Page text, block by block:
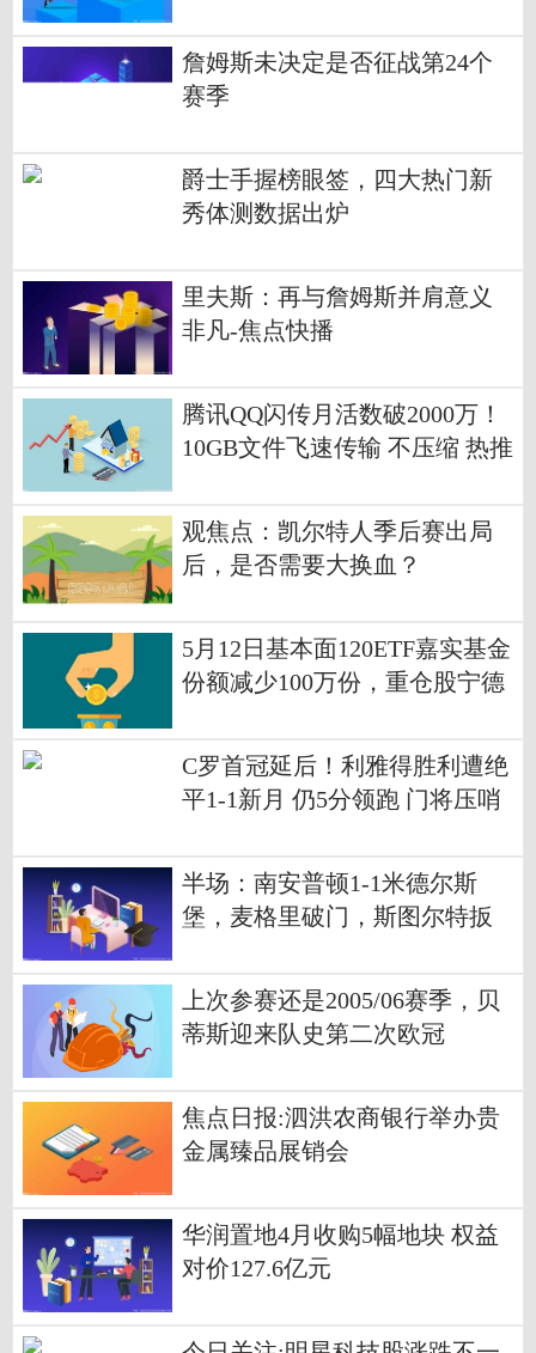
詹姆斯未决定是否征战第24个
赛季
爵士手握榜眼签，四大热门新
秀体测数据出炉
里夫斯：再与詹姆斯并肩意义
非凡-焦点快播
腾讯QQ闪传月活数破2000万！
10GB文件飞速传输 不压缩 热推
观焦点：凯尔特人季后赛出局
后，是否需要大换血？
5月12日基本面120ETF嘉实基金
份额减少100万份，重仓股宁德
日热点
C罗首冠延后！利雅得胜利遭绝
平1-1新月 仍5分领跑 门将压哨
半场：南安普顿1-1米德尔斯
堡，麦格里破门，斯图尔特扳
上次参赛还是2005/06赛季，贝
蒂斯迎来队史第二次欧冠
焦点日报:泗洪农商银行举办贵
金属臻品展销会
华润置地4月收购5幅地块 权益
对价127.6亿元